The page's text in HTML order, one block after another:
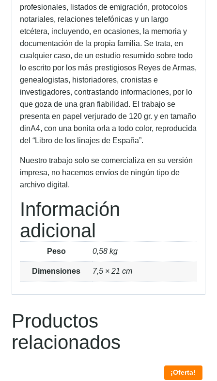
profesionales, listados de emigración, protocolos
notariales, relaciones telefónicas y un largo
etcétera, incluyendo, en ocasiones, la memoria y
documentación de la propia familia. Se trata, en
cualquier caso, de un estudio resumido sobre todo
lo escrito por los más prestigiosos Reyes de Armas,
genealogistas, historiadores, cronistas e
investigadores, contrastando informaciones, por lo
que goza de una gran fiabilidad. El trabajo se
presenta en papel verjurado de 120 gr. y en tamaño
dinA4, con una bonita orla a todo color, reproducida
del “Libro de los linajes de España”.
Nuestro trabajo solo se comercializa en su versión
impresa, no hacemos envíos de ningún tipo de
archivo digital.
Información
adicional
Peso 0,58 kg
Dimensiones 7,5 × 21 cm
Productos
relacionados
¡Oferta!